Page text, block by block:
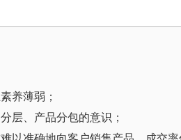
养薄弱；
层、产品分包的意识；